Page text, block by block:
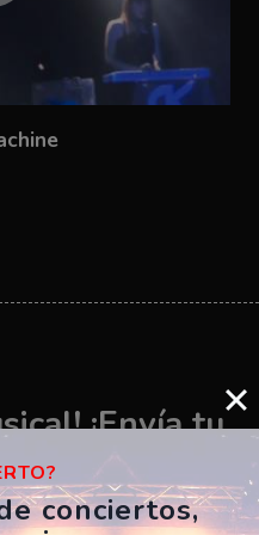
¡Envía tu
conciertos,